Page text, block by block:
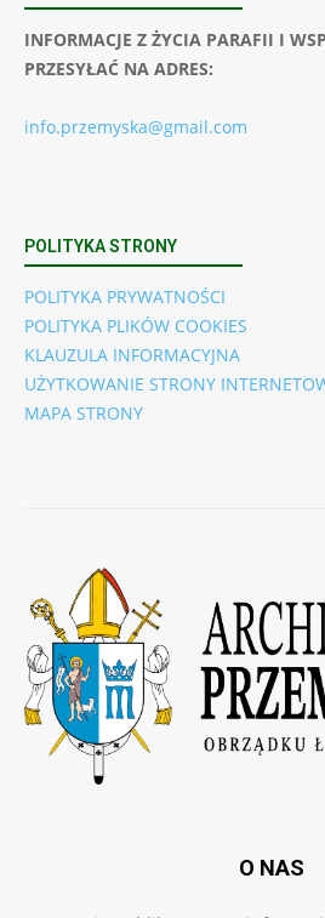
INFORMACJE Z ŻYCIA PARAFII I
PRZESYŁAĆ NA ADRES:
info.przemyska@gmail.com
POLITYKA STRONY
POLITYKA PRYWATNOŚCI
POLITYKA PLIKÓW COOKIES
KLAUZULA INFORMACYJNA
UŻYTKOWANIE STRONY
MAPA STRONY
O NAS